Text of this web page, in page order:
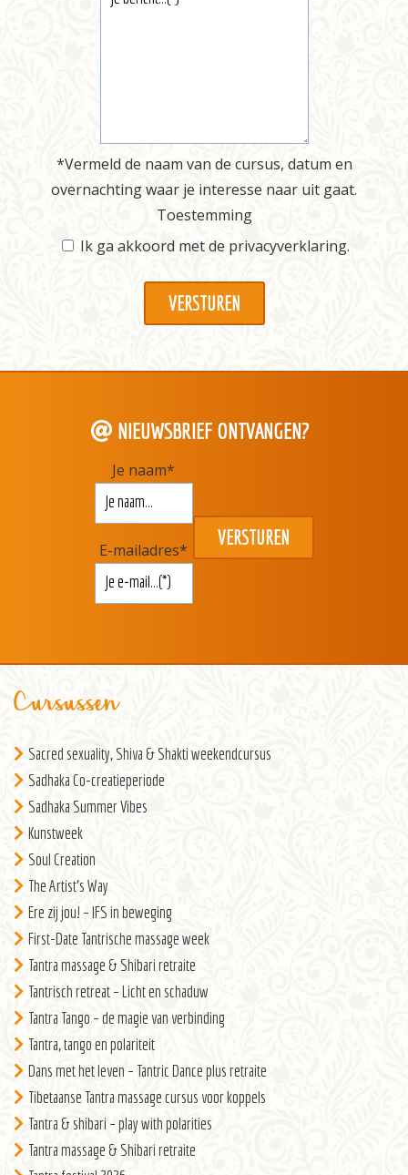
*Vermeld de naam van de cursus, datum en
overnachting waar je interesse naar uit gaat.
Toestemming
Ik ga akkoord met de privacyverklaring.
NIEUWSBRIEF ONTVANGEN?
Je naam*
E-mailadres*
Cursussen
Sacred sexuality, Shiva & Shakti weekendcursus
Sadhaka Co-creatieperiode
Sadhaka Summer Vibes
Kunstweek
Soul Creation
The Artist’s Way
Ere zij jou! – IFS in beweging
First-Date Tantrische massage week
Tantra massage & Shibari retraite
Tantrisch retreat – Licht en schaduw
Tantra Tango – de magie van verbinding
Tantra, tango en polariteit
Dans met het leven – Tantric Dance plus retraite
Tibetaanse Tantra massage cursus voor koppels
Tantra & shibari – play with polarities
Tantra massage & Shibari retraite